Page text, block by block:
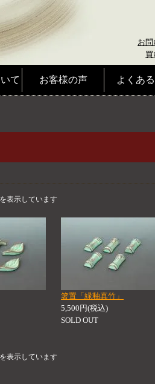
お
て お客様の声 よくあ
表示しています
箸置「緑釉真竹」
5,500円(税込)
SOLD OUT
表示しています